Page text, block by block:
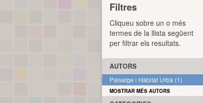
Filtres
Cliqueu sobre un o més
termes de la llista següent
per filtrar els resultats.
AUTORS
Paisatge i Hàbitat Urbà (1)
MOSTRAR MÉS AUTORS